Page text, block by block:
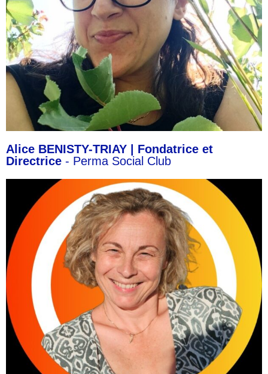
Alice BENISTY-TRIAY | Fondatrice et
Directrice - Perma Social Club